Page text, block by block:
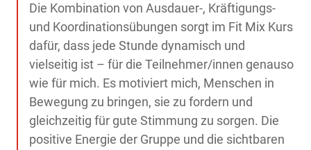
Die Kombination von Ausdauer-, Kräftigungs-
und Koordinationsübungen sorgt im Fit Mix Kurs
dafür, dass jede Stunde dynamisch und
vielseitig ist – für die Teilnehmer/innen genauso
wie für mich. Es motiviert mich, Menschen in
Bewegung zu bringen, sie zu fordern und
gleichzeitig für gute Stimmung zu sorgen. Die
positive Energie der Gruppe und die sichtbaren